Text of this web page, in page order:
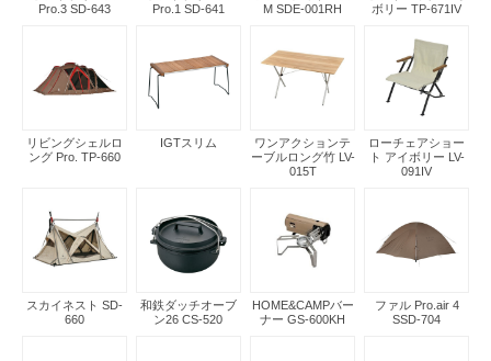
Pro.3 SD-643
Pro.1 SD-641
M SDE-001RH
ボリー TP-671IV
リビングシェルロ
ング Pro. TP-660
IGTスリム
ワンアクションテ
ーブルロング竹 LV-
015T
ローチェアショー
ト アイボリー LV-
091IV
スカイネスト SD-
660
和鉄ダッチオーブ
ン26 CS-520
HOME&CAMPバー
ナー GS-600KH
ファル Pro.air 4
SSD-704